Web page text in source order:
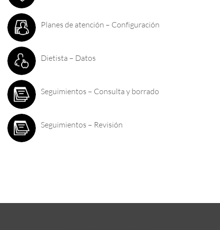
Planes de atención – Configuración
Dietista – Datos
Seguimientos – Consulta y borrado
Seguimientos – Revisión